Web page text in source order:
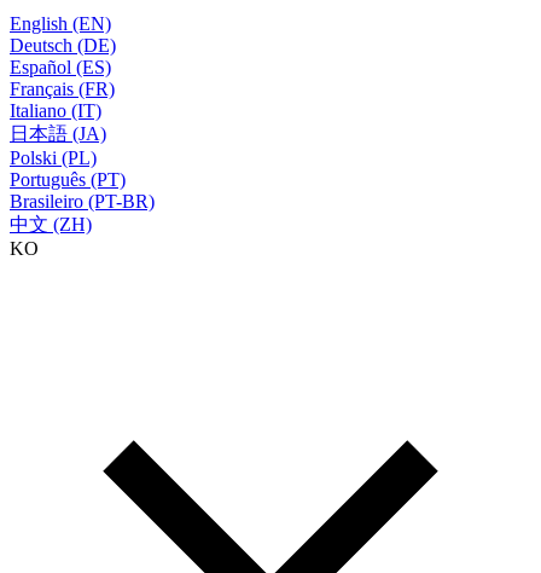
English (EN)
Deutsch (DE)
Español (ES)
Français (FR)
Italiano (IT)
日本語 (JA)
Polski (PL)
Português (PT)
Brasileiro (PT-BR)
中文 (ZH)
KO